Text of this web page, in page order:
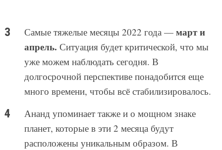
Самые тяжелые месяцы 2022 года — март и
апрель. Ситуация будет критической, что мы
уже можем наблюдать сегодня. В
долгосрочной перспективе понадобится еще
много времени, чтобы всё стабилизировалось.
Ананд упоминает также и о мощном знаке
планет, которые в эти 2 месяца будут
расположены уникальным образом. В